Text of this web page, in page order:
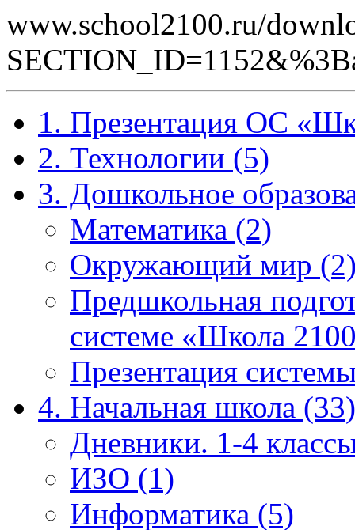
www.school2100.ru/
1. Презентация ОС
2. Технологии (5)
3. Дошкольное
Математика (2)
Окружающий мир
Предшкольная
системе «Школа
Презентация
4. Начальная школа (33)
Дневники. 1-4
ИЗО (1)
Информатика (5)